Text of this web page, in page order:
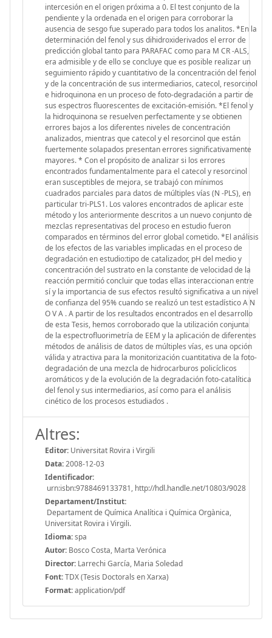
intercesión en el origen próxima a 0. El test conjunto de la
pendiente y la ordenada en el origen para corroborar la
ausencia de sesgo fue superado para todos los analitos. *En la
determinación del fenol y sus dihidroxiderivados el error de
predicción global tanto para PARAFAC como para M CR -ALS,
era admisible y de ello se concluye que es posible realizar un
seguimiento rápido y cuantitativo de la concentración del fenol
y de la concentración de sus intermediarios, catecol, resorcinol
e hidroquinona en un proceso de foto-degradación a partir de
sus espectros fluorescentes de excitación-emisión. *El fenol y
la hidroquinona se resuelven perfectamente y se obtienen
errores bajos a los diferentes niveles de concentración
analizados, mientras que catecol y el resorcinol que están
fuertemente solapados presentan errores significativamente
mayores. * Con el propósito de analizar si los errores
encontrados fundamentalmente para el catecol y resorcinol
eran susceptibles de mejora, se trabajó con mínimos
cuadrados parciales para datos de múltiples vías (N -PLS), en
particular tri-PLS1. Los valores encontrados de aplicar este
método y los anteriormente descritos a un nuevo conjunto de
mezclas representativas del proceso en estudio fueron
comparados en términos del error global cometido. *El análisis
de los efectos de las variables implicadas en el proceso de
degradación en estudio:tipo de catalizador, pH del medio y
concentración del sustrato en la constante de velocidad de la
reacción permitió concluir que todas ellas interaccionan entre
sí y la importancia de sus efectos resultó significativa a un nivel
de confianza del 95% cuando se realizó un test estadístico A N
O V A . A partir de los resultados encontrados en el desarrollo
de esta Tesis, hemos corroborado que la utilización conjunta
de la espectrofluorimetría de EEM y la aplicación de diferentes
métodos de análisis de datos de múltiples vías, es una opción
válida y atractiva para la monitorización cuantitativa de la foto-
degradación de una mezcla de hidrocarburos policíclicos
aromáticos y de la evolución de la degradación foto-catalítica
del fenol y sus intermediarios, así como para el análisis
cinético de los procesos estudiados .
Altres:
Editor: Universitat Rovira i Virgili
Data:2008-12-03
Identificador:
urn:isbn:9788469133781, http://hdl.handle.net/10803/9028
Departament/Institut:
Departament de Química Analítica i Química Orgànica,
Universitat Rovira i Virgili.
Idioma:spa
Autor: Bosco Costa, Marta Verónica
Director: Larrechi García, Maria Soledad
Font:TDX (Tesis Doctorals en Xarxa)
Format:application/pdf